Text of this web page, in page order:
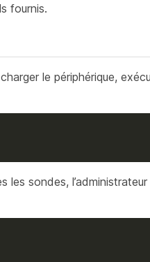
fournis.
le périphérique,
sondes, l’administrateur